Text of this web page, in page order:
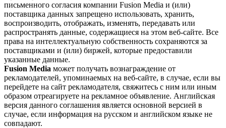
письменного согласия компании Fusion Media и (или)
поставщика данных запрещено использовать, хранить,
воспроизводить, отображать, изменять, передавать или
распространять данные, содержащиеся на этом веб-сайте. Все
права на интеллектуальную собственность сохраняются за
поставщиками и (или) биржей, которые предоставили
указанные данные.
Fusion Media может получать вознаграждение от
рекламодателей, упоминаемых на веб-сайте, в случае, если вы
перейдете на сайт рекламодателя, свяжитесь с ним или иным
образом отреагируете на рекламное объявление. Английская
версия данного соглашения является основной версией в
случае, если информация на русском и английском языке не
совпадают.